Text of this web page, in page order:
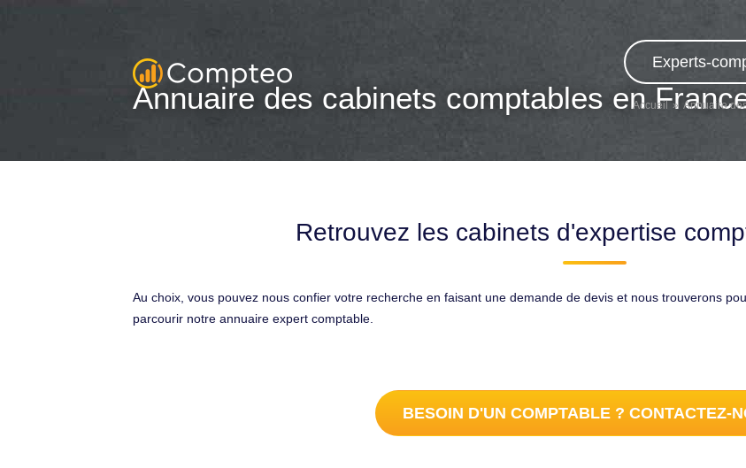
Experts-
Accueil Annuaire
Annuaire des cabinets comptables en
Retrouvez les cabinets d'expertise
Au choix, vous pouvez nous confier votre recherche en faisant une demande de devis et nous trouverons
parcourir notre annuaire expert comptable.
BESOIN D'UN COMPTABLE ? CONTACTEZ-